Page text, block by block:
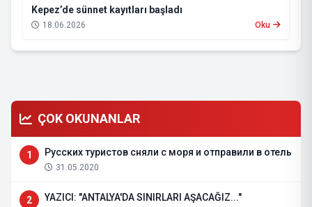
Kepez’de sünnet kayıtları başladı
18.06.2026 Oku
ÇOK OKUNANLAR
1 Русских туристов сняли с моря и отправили в отель
31.05.2020
2 YAZICI: "ANTALYA'DA SINIRLARI AŞACAĞIZ..."